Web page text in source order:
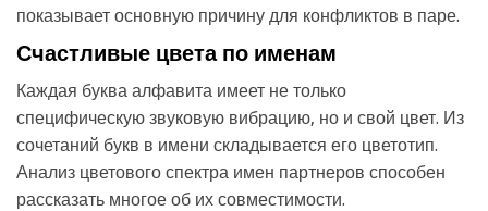
показывает основную причину для конфликтов в паре.
Счастливые цвета по именам
Каждая буква алфавита имеет не только
специфическую звуковую вибрацию, но и свой цвет. Из
сочетаний букв в имени складывается его цветотип.
Анализ цветового спектра имен партнеров способен
рассказать многое об их совместимости.